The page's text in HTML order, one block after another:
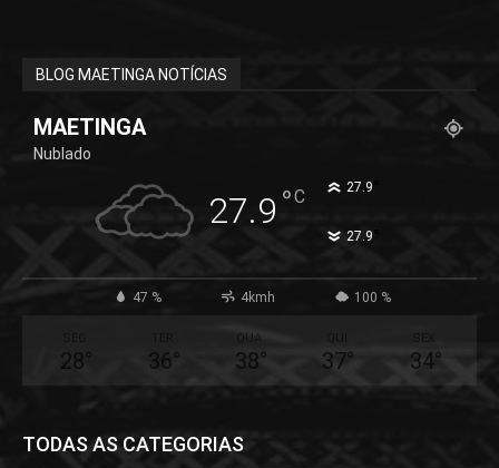
BLOG MAETINGA NOTÍCIAS
MAETINGA
Nublado
27.9 °C 27.9
27.9
47 % 4kmh 100 %
28° 36°
QUA
38° 37° 34°
TODAS AS CATEGORIAS